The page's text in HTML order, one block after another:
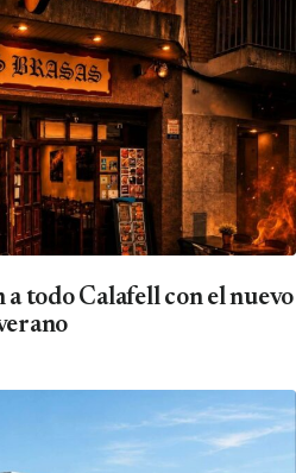
a todo Calafell con el nuevo